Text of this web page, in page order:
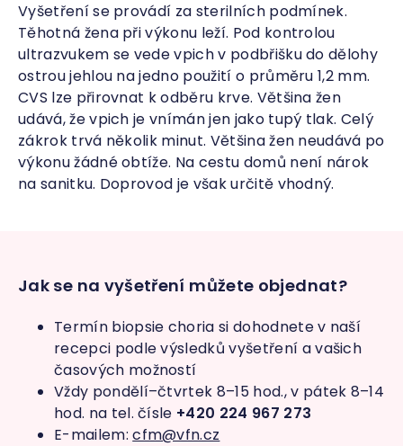
Vyšetření se provádí za sterilních podmínek.
Těhotná žena při výkonu leží. Pod kontrolou
ultrazvukem se vede vpich v podbřišku do dělohy
ostrou jehlou na jedno použití o průměru 1,2 mm.
CVS lze přirovnat k odběru krve. Většina žen
udává, že vpich je vnímán jen jako tupý tlak. Celý
zákrok trvá několik minut. Většina žen neudává po
výkonu žádné obtíže. Na cestu domů není nárok
na sanitku. Doprovod je však určitě vhodný.
Jak se na vyšetření můžete objednat?
Termín biopsie choria si dohodnete v naší
recepci podle výsledků vyšetření a vašich
časových možností
Vždy pondělí–čtvrtek 8–15 hod., v pátek 8–14
hod. na tel. čísle +420 224 967 273
E-mailem:cfm@vfn.cz